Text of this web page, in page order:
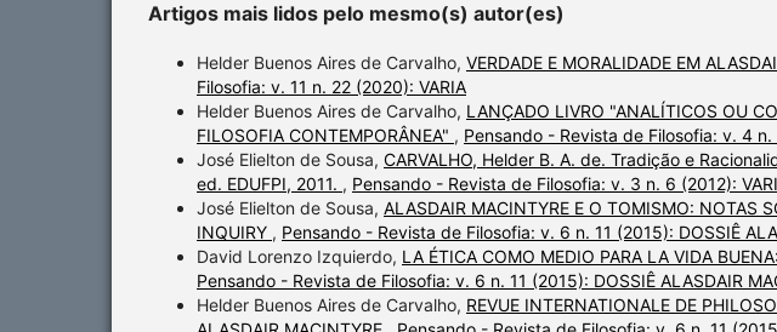
Artigos mais lidos pelo mesmo(s) autor(es)
Helder Buenos Aires de Carvalho, VERDADE E MORALIDADE EM
Filosofia: v. 11 n. 22 (2020): VARIA
Helder Buenos Aires de Carvalho, LANÇADO LIVRO "ANALÍTICOS OU
FILOSOFIA CONTEMPORÂNEA" , Pensando - Revista de Filosofia: v. 4 n.
José Elielton de Sousa, CARVALHO, Helder B. A. de. Tradição e
ed. EDUFPI, 2011. , Pensando - Revista de Filosofia: v. 3 n. 6 (2012):
José Elielton de Sousa, ALASDAIR MACINTYRE E O TOMISMO: NOTAS
INQUIRY , Pensando - Revista de Filosofia: v. 6 n. 11 (2015): DOSSIÊ
David Lorenzo Izquierdo, LA ÉTICA COMO MEDIO PARA LA VIDA
Pensando - Revista de Filosofia: v. 6 n. 11 (2015): DOSSIÊ ALASDAIR
Helder Buenos Aires de Carvalho, REVUE INTERNATIONALE DE